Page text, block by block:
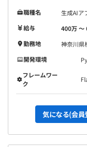
職種名
生成AIア
給与
400万 〜
勤務地
神奈川県
開発環境
フレームワー
ク
気になる(会員